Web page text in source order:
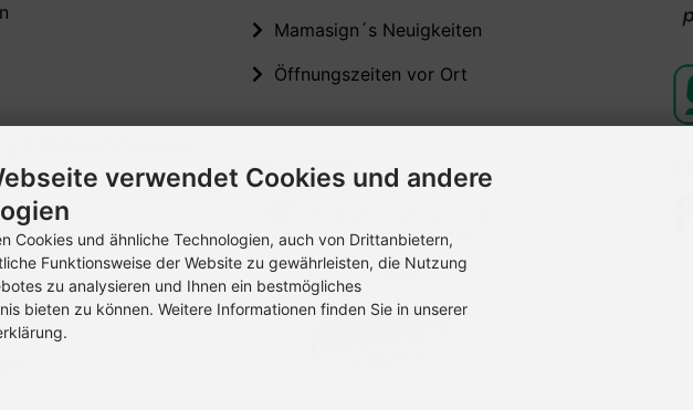
der
Mamasign´s Neuigkeiten
Öffnungszeiten vor Ort
verwendet Cookies und andere
Cookies und ähnliche Technologien, auch von Drittanbietern,
Funktionsweise der Website zu gewährleisten, die Nutzung
zu analysieren und Ihnen ein bestmögliches
bieten zu können. Weitere Informationen finden Sie in unserer